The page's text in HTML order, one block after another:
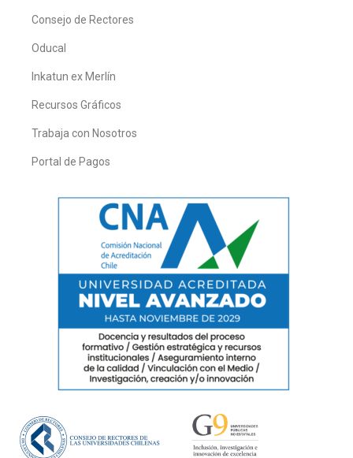
Consejo de Rectores
Oducal
Inkatun ex Merlín
Recursos Gráficos
Trabaja con Nosotros
Portal de Pagos